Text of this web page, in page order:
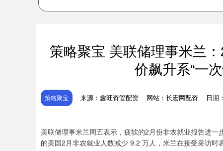
策略聚宝 美联储理事米兰
价飙升系“一
策略聚宝 来源：鑫旺资管配资 网站：长宏网配资 日期
美联储理事米兰周五表示，疲软的2月份非农就业报告进
的美国2月非农就业人数减少 9.2 万人，米兰在接受采访时